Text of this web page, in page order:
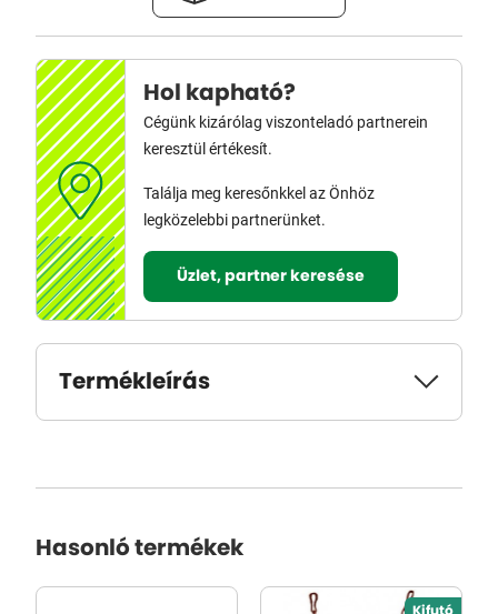
Hol kapható?
Cégünk kizárólag viszonteladó partnerein
keresztül értékesít.
Találja meg keresőnkkel az Önhöz
legközelebbi partnerünket.
Üzlet, partner keresése
Termékleírás
Hasonló termékek
Kifutó